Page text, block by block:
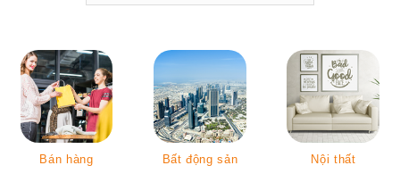
Bán hàng Bất động sản Nội thất